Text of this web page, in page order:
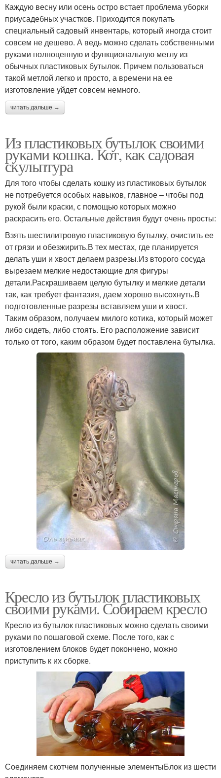
Каждую весну или осень остро встает проблема уборки
приусадебных участков. Приходится покупать
специальный садовый инвентарь, который иногда стоит
совсем не дешево. А ведь можно сделать собственными
руками полноценную и функциональную метлу из
обычных пластиковых бутылок. Причем пользоваться
такой метлой легко и просто, а времени на ее
изготовление уйдет совсем немного.
читать дальше →
Из пластиковых бутылок своими
руками кошка. Кот, как садовая
скульптура
Для того чтобы сделать кошку из пластиковых бутылок
не потребуется особых навыков, главное – чтобы под
рукой были краски, с помощью которых можно
раскрасить его. Остальные действия будут очень просты:
Взять шестилитровую пластиковую бутылку, очистить ее
от грязи и обезжирить.В тех местах, где планируется
делать уши и хвост делаем разрезы.Из второго сосуда
вырезаем мелкие недостающие для фигуры
детали.Раскрашиваем целую бутылку и мелкие детали
так, как требует фантазия, даем хорошо высохнуть.В
подготовленные разрезы вставляем уши и хвост.
Таким образом, получаем милого котика, который может
либо сидеть, либо стоять. Его расположение зависит
только от того, каким образом будет поставлена бутылка.
читать дальше →
Кресло из бутылок пластиковых
своими руками. Собираем кресло
Кресло из бутылок пластиковых можно сделать своими
руками по пошаговой схеме. После того, как с
изготовлением блоков будет покончено, можно
приступить к их сборке.
Соединяем скотчем полученные элементыБлок из шести